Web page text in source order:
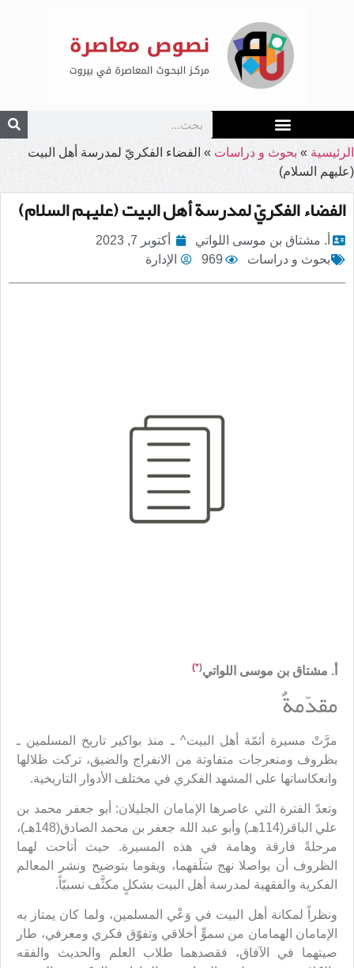
الرئيسية » بحوث و دراسات » الفضاء الفكريّ لمدرسة أهل البيت
(عليهم السلام)
الفضاء الفكريّ لمدرسة أهل البيت (عليهم السلام)
أ. مشتاق بن موسى اللواتي
أكتوبر 7, 2023
بحوث و دراسات
969 الإدارة
أ. مشتاق بن موسى اللواتي(
*)
مقدّمةٌ
مرَّتْ مسيرة أئمّة أهل البيت^ ـ منذ بواكير تاريخ المسلمين ـ
بظروف ومنعرجات متفاوتة من الانفراج والضيق، تركت ظلالها
وانعكاساتها على المشهد الفكري في مختلف الأدوار التاريخية.
وتعدّ الفترة التي عاصرها الإمامان الجليلان: أبو جعفر محمد بن
علي الباقر(114هـ) وأبو عبد الله جعفر بن محمد الصادق(148هـ)،
مرحلةً فارقة وهامة في هذه المسيرة. حيث أتاحت لهما
الظروف أن يواصلا نهج سَلَفهما، ويقوما بتوضيح ونشر المعالم
الفكرية والفقهية لمدرسة أهل البيت بشكلٍ مكثَّف نسبيّاً.
ونظراً لمكانة أهل البيت في وَعْي المسلمين، ولما كان يمتاز به
الإمامان الهمامان من سموٍّ أخلاقي وتفوّق فكري ومعرفي، طار
صيتهما في الآفاق، فقصدهما طلاب العلم والحديث والفقه